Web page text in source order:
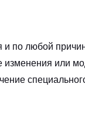
по любой
или